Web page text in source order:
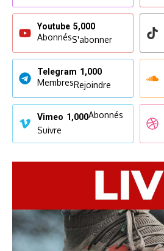
Youtube 5,000
AbonnésS'abonner
Telegram 1,000
MembresRejoindre
Vimeo 1,000Abonnés
Suivre